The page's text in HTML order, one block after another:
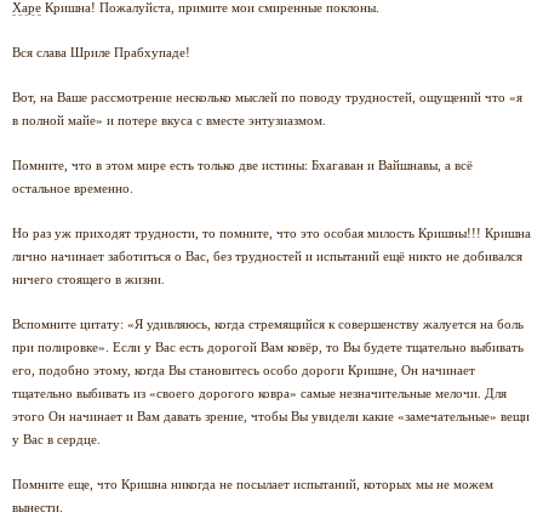
Харе Кришна! Пожалуйста, примите мои смиренные поклоны.
Вся слава Шриле Прабхупаде!
Вот, на Ваше рассмотрение несколько мыслей по поводу трудностей, ощущений что «я
в полной майе» и потере вкуса с вместе энтузиазмом.
Помните, что в этом мире есть только две истины: Бхагаван и Вайшнавы, а всё
остальное временно.
Но раз уж приходят трудности, то помните, что это особая милость Кришны!!! Кришна
лично начинает заботиться о Вас, без трудностей и испытаний ещё никто не добивался
ничего стоящего в жизни.
Вспомните цитату: «Я удивляюсь, когда стремящийся к совершенству жалуется на боль
при полировке». Если у Вас есть дорогой Вам ковёр, то Вы будете тщательно выбивать
его, подобно этому, когда Вы становитесь особо дороги Кришне, Он начинает
тщательно выбивать из «своего дорогого ковра» самые незначительные мелочи. Для
этого Он начинает и Вам давать зрение, чтобы Вы увидели какие «замечательные» вещи
у Вас в сердце.
Помните еще, что Кришна никогда не посылает испытаний, которых мы не можем
вынести.